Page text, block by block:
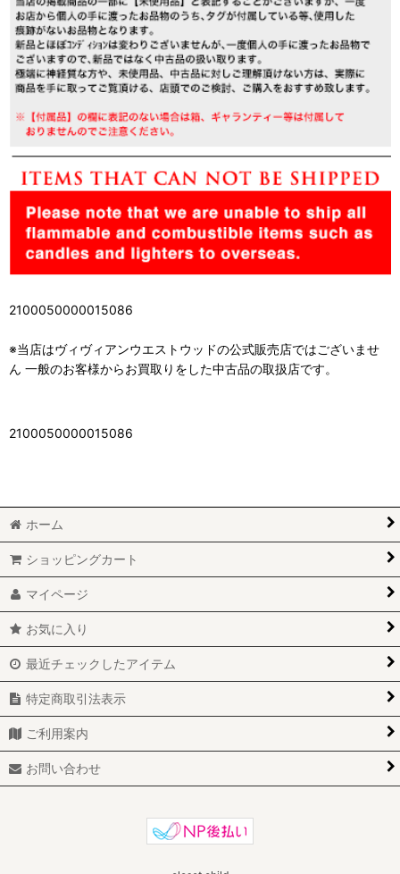
2100050000015086
※当店はヴィヴィアンウエストウッドの公式販売店ではございませ
ん 一般のお客様からお買取りをした中古品の取扱店です。
2100050000015086
ホーム
ショッピングカート
マイページ
お気に入り
最近チェックしたアイテム
特定商取引法表示
ご利用案内
お問い合わせ